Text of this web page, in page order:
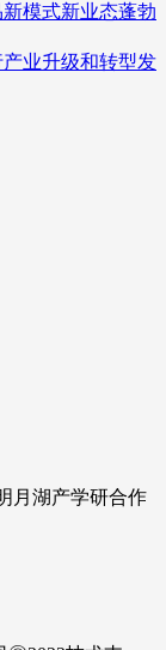
模式新业态蓬勃
业升级和转型发
月湖产学研合作